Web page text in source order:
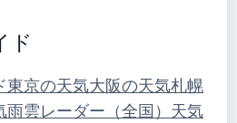
ド
東京の天気大阪の天気札幌
雨雲レーダー（全国） 天気